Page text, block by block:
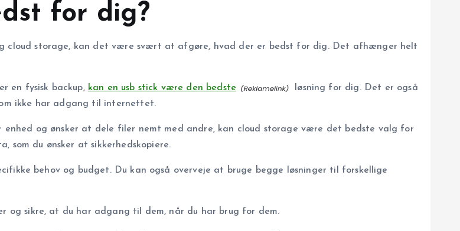
for dig?
cloud storage, kan det være svært at afgøre, hvad der er bedst for dig. Det afhænger helt
en fysisk backup, kan en usb stick være den bedste
løsning for dig. Det er også
ikke har adgang til internettet.
og ønsker at dele filer nemt med andre, kan cloud storage være det bedste valg for
som du ønsker at sikkerhedskopiere.
behov og budget. Du kan også overveje at bruge begge løsninger til forskellige
sikre, at du har adgang til dem, når du har brug for dem.